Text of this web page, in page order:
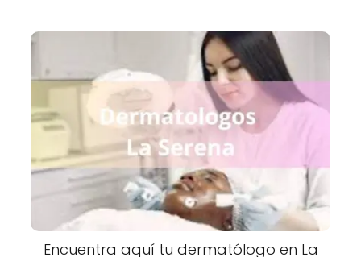
Encuentra aquí tu dermatólogo en La